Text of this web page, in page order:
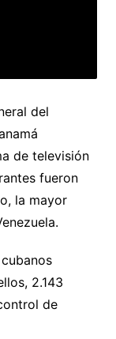
del
de televisión
fueron
la mayor
2.143
de